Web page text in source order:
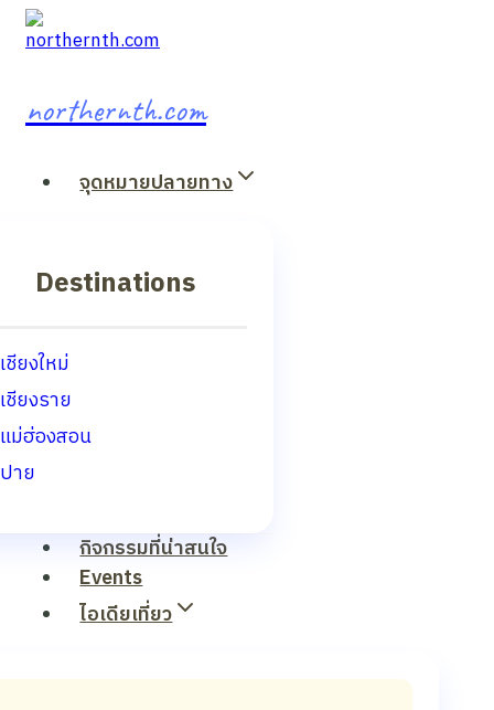
Skip
northernth.com
จุดหมายปลายทาง
Destinations
เชียงใหม่
เชียงราย
แม่ฮ่องสอน
ปาย
กิจกรรมที่น่าสนใจ
Events
ไอเดียเที่ยว